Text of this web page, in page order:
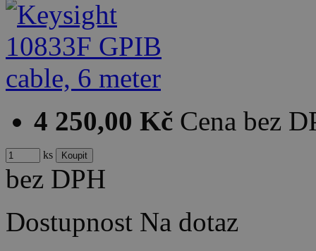
4 250,00 Kč Cena bez
ks
bez DPH
Dostupnost Na dotaz